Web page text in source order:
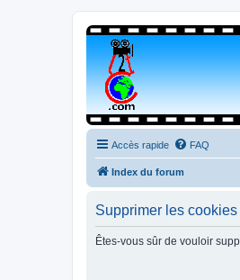
Accès rapide FAQ
Index du forum
Supprimer les cookies
Êtes-vous sûr de vouloir